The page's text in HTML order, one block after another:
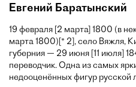
Евгений Баратынский
19 февраля [2 марта] 1800 (в
марта 1800)[* 2], село Вяжля,
губерния — 29 июня [11 июля]
переводчик. Одна из самых
недооценённых фигур русской